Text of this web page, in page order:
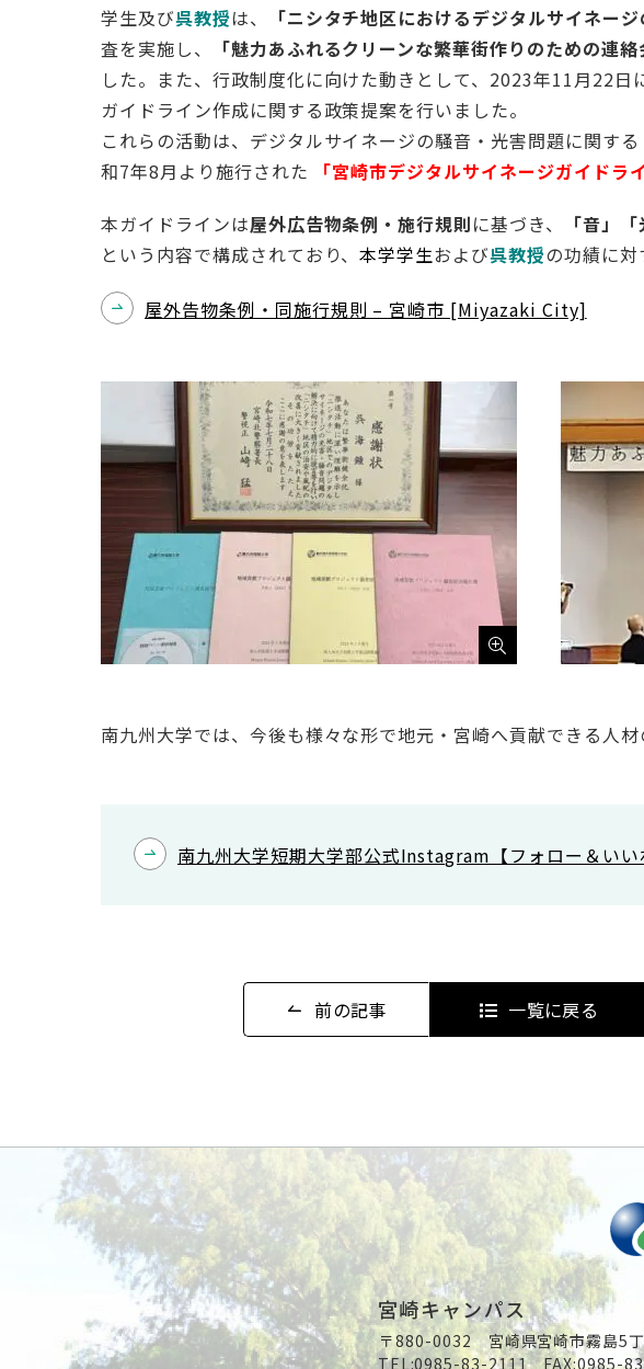
学生及び呉教授は、 「ニシタチ地区におけるデジタルサイネージ
査を実施し、
「魅力あふれるクリーンな繁華街作りのための連絡
した。また、行政制度化に向けた動きとして、2023年11月22日
ガイドライン作成に関する政策提案を行いました。
これらの活動は、デジタルサイネージの騒音・光害問題に関す
和7年8月より施行された
「宮崎市デジタルサイネージガイドライ
本ガイドラインは屋外広告物条例・施行規則に基づき、 「音」
という内容で構成されており、本学学生および呉教授の功績に対
屋外告物条例・同施行規則 – 宮崎市 [Miyazaki City]
南九州大学では、今後も様々な形で地元・宮崎へ貢献できる人材
南九州大学短期大学部公式Instagram【フォロー＆いい
前の記事 一覧に戻る
宮崎キャンパス
〒880-0032 宮崎県宮崎市霧島5
TEL:0985-83-2111 FAX:0985-